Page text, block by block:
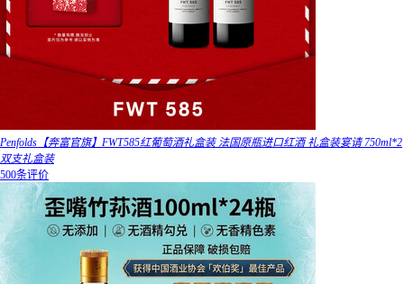
Penfolds【奔富官旗】FWT585红葡萄酒礼盒装 法国原瓶进口红酒 礼盒装宴请 750ml*2
双支礼盒装
500条评价